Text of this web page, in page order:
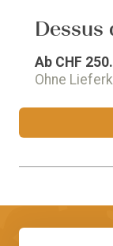
Dessus
Ab CHF
Ohne